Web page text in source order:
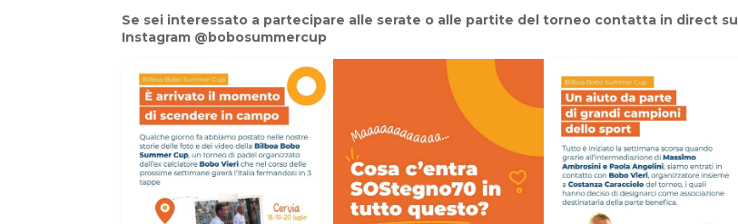
Se sei interessato a partecipare alle serate o alle partite del torneo contatta in direct su
Instagram @bobosummercup